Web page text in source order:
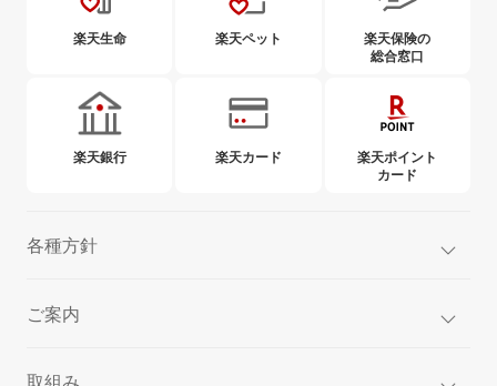
楽天生命 楽天ペット
楽天保険の
総合窓口
楽天銀行 楽天カード
楽天ポイント
カード
各種方針
ご案内
取組み